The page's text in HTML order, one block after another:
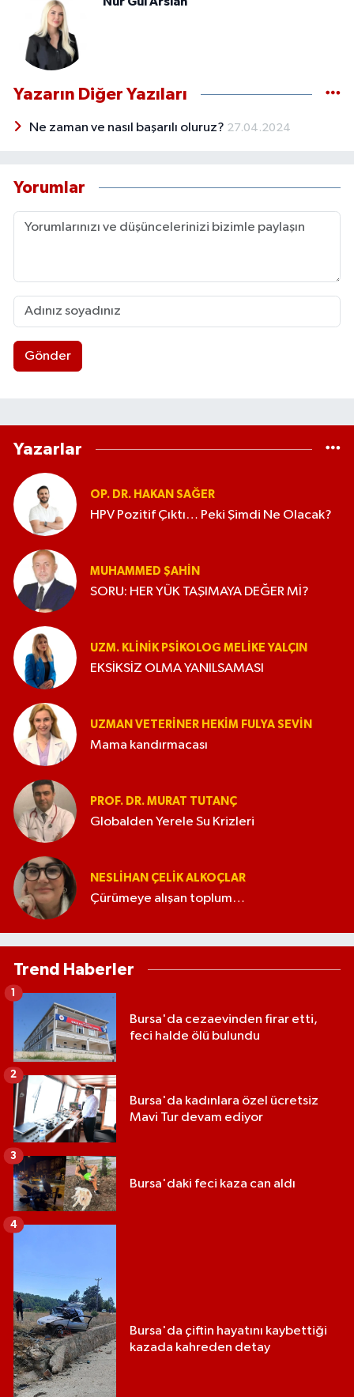
Yazarın Diğer Yazıları
Ne zaman ve nasıl başarılı oluruz? 27.04.2024
Yorumlar
Gönder
Yazarlar
OP. DR. HAKAN SAĞER
HPV Pozitif Çıktı… Peki Şimdi Ne Olacak?
MUHAMMED ŞAHIN
SORU: HER YÜK TAŞIMAYA DEĞER Mİ?
UZM. KLINIK PSIKOLOG MELIKE YALÇIN
EKSİKSİZ OLMA YANILSAMASI
UZMAN VETERINER HEKIM FULYA SEVİN
Mama kandırmacası
PROF. DR. MURAT TUTANÇ
Globalden Yerele Su Krizleri
NESLIHAN ÇELIK ALKOÇLAR
Çürümeye alışan toplum…
Trend Haberler
Bursa'da cezaevinden firar etti,
feci halde ölü bulundu
1
Bursa'da kadınlara özel ücretsiz
Mavi Tur devam ediyor
2
Bursa'daki feci kaza can aldı
3
Bursa'da çiftin hayatını kaybettiği
kazada kahreden detay
4